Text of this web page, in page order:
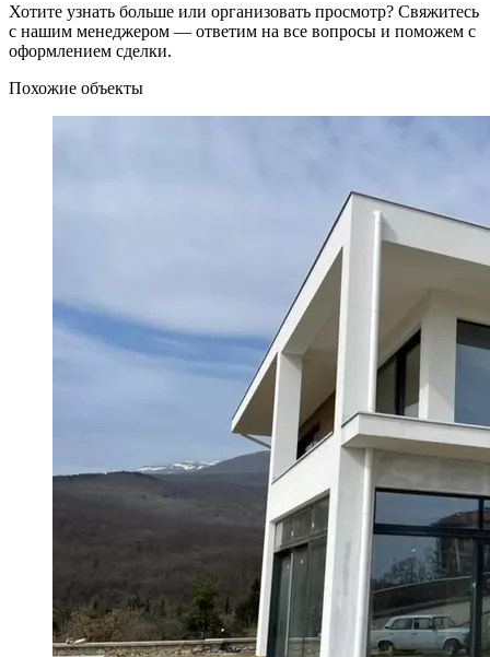
Хотите узнать больше или организовать просмотр? Свяжитесь
с нашим менеджером — ответим на все вопросы и поможем с
оформлением сделки.
Похожие объекты